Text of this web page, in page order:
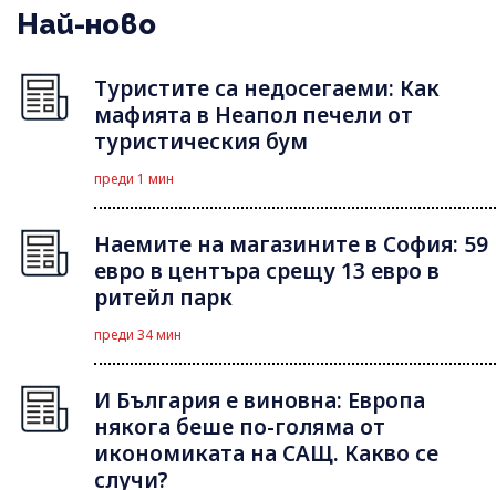
Най-ново
Туристите са недосегаеми: Как
мафията в Неапол печели от
туристическия бум
преди 1 мин
Наемите на магазините в София: 59
евро в центъра срещу 13 евро в
ритейл парк
преди 34 мин
И България е виновна: Европа
някога беше по-голяма от
икономиката на САЩ. Какво се
случи?